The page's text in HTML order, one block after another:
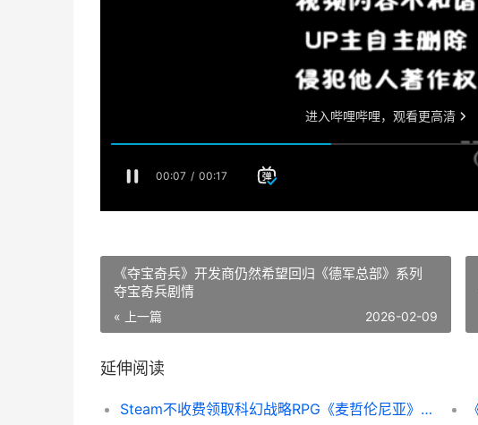
《夺宝奇兵》开发商仍然希望回归《德军总部》系列
夺宝奇兵剧情
« 上一篇 2026-02-09
延伸阅读
Steam不收费领取科幻战略RPG《麦哲伦尼亚》 steam免费领取付费游戏